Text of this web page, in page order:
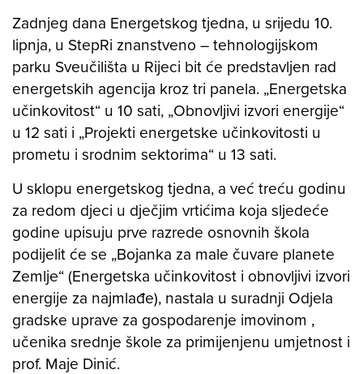
Zadnjeg dana Energetskog tjedna, u srijedu 10.
lipnja, u StepRi znanstveno – tehnologijskom
parku Sveučilišta u Rijeci bit će predstavljen rad
energetskih agencija kroz tri panela. „Energetska
učinkovitost“ u 10 sati, „Obnovljivi izvori energije“
u 12 sati i „Projekti energetske učinkovitosti u
prometu i srodnim sektorima“ u 13 sati.
U sklopu energetskog tjedna, a već treću godinu
za redom djeci u dječjim vrtićima koja sljedeće
godine upisuju prve razrede osnovnih škola
podijelit će se „Bojanka za male čuvare planete
Zemlje“ (Energetska učinkovitost i obnovljivi izvori
energije za najmlađe), nastala u suradnji Odjela
gradske uprave za gospodarenje imovinom ,
učenika srednje škole za primijenjenu umjetnost i
prof. Maje Dinić.